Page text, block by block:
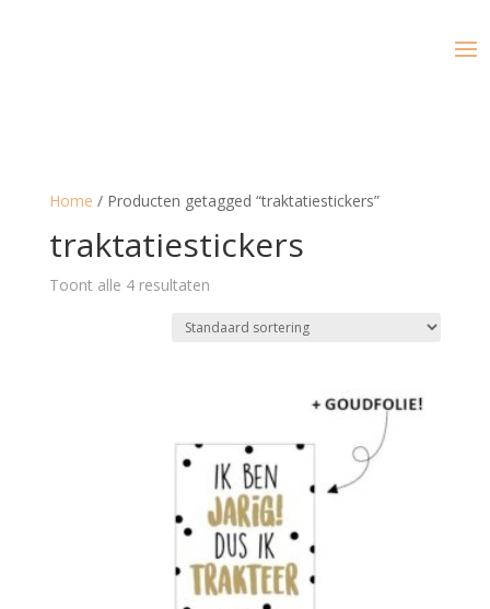
Home / Producten getagged “traktatiestickers”
traktatiestickers
Toont alle 4 resultaten